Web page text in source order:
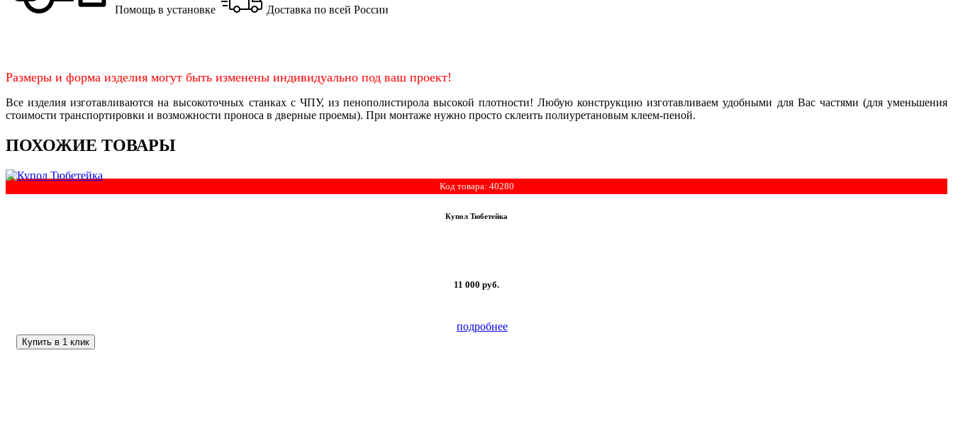
Помощь в установке Доставка по всей России
Размеры и форма изделия могут быть изменены индивидуально под ваш проект!
Все изделия изготавливаются на высокоточных станках с ЧПУ, из пенополистирола высокой плотности! Любую конструкцию изготавливаем удобными для Вас частями (для уменьшения
стоимости транспортировки и возможности проноса в дверные проемы). При монтаже нужно просто склеить полиуретановым клеем-пеной.
ПОХОЖИЕ ТОВАРЫ
Код товара: 40280
Купол Тюбетейка
11 000 руб.
подробнее
Купить в 1 клик